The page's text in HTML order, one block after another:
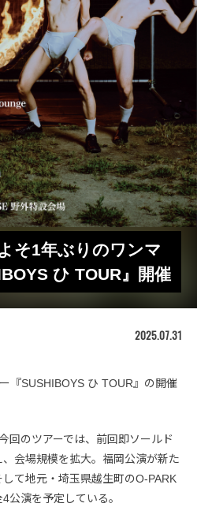
そ1年ぶりのワンマ
ひ TOUR』開催
2025.07.31
『SUSHIBOYS ひ TOUR』の開催
回のツアーでは、前回即ソールド
会場規模を拡大。福岡公演が新た
て地元・埼玉県越生町のO-PARK
公演を予定している。